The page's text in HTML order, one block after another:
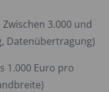
Zwischen 3.000 und
Datenübertragung)
1.000 Euro pro